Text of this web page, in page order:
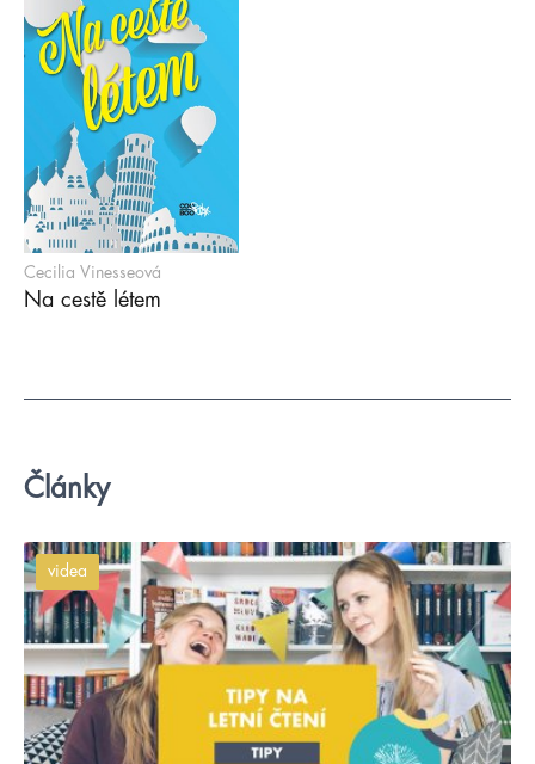
Cecilia Vinesseová
Na cestě létem
Články
videa